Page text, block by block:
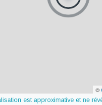
©
est approximative et ne